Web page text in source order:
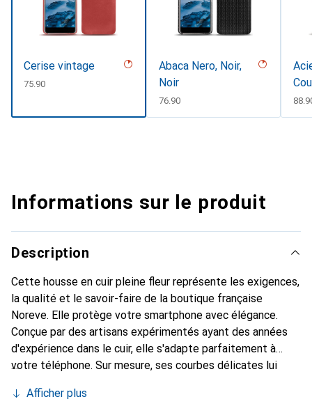
Cerise vintage
CHF
75.90
Abaca Nero, Noir,
Noir
CHF
76.90 CHF
Informations sur le produit
Description
Cette housse en cuir pleine fleur représente les exigences,
la qualité et le savoir-faire de la boutique française
Noreve. Elle protège votre smartphone avec élégance.
Conçue par des artisans expérimentés ayant des années
d'expérience dans le cuir, elle s'adapte parfaitement à
votre téléphone. Sur mesure, ses courbes délicates lui
l'accessoire chic et indispensable pour votre smartphone.
Afficher plus